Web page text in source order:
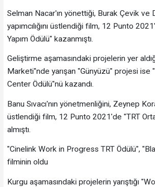
Selman Nacar'ın yönettiği, Burak Çevik ve
yapımcılığını üstlendiği film, 12 Punto
Yapım Ödülü" kazanmıştı.
Geliştirme aşamasındaki projelerin yer
Marketi"nde yarışan "Günyüzü" projesi
Center Ödülü"nü kazandı.
Banu Sıvacı'nın yönetmenliğini, Zeynep
üstlendiği film, 12 Punto 2021'de "TRT
almıştı.
"Cinelink Work in Progress TRT Ödülü",
filminin oldu
Kurgu aşamasındaki projelerin yarıştığı